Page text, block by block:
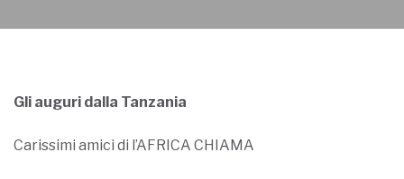
Gli auguri dalla Tanzania
Carissimi amici di l’AFRICA CHIAMA